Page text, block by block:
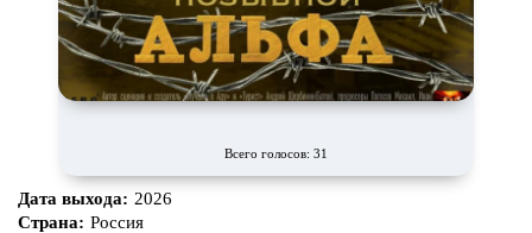
Всего голосов: 31
Дата выхода: 2026
Страна: Россия